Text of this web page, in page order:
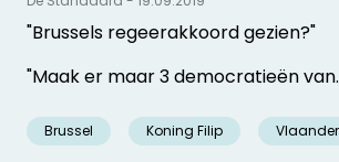
"Brussels regeerakkoord gezien?"
"Maak er maar 3 democratieën
Brussel Koning Filip